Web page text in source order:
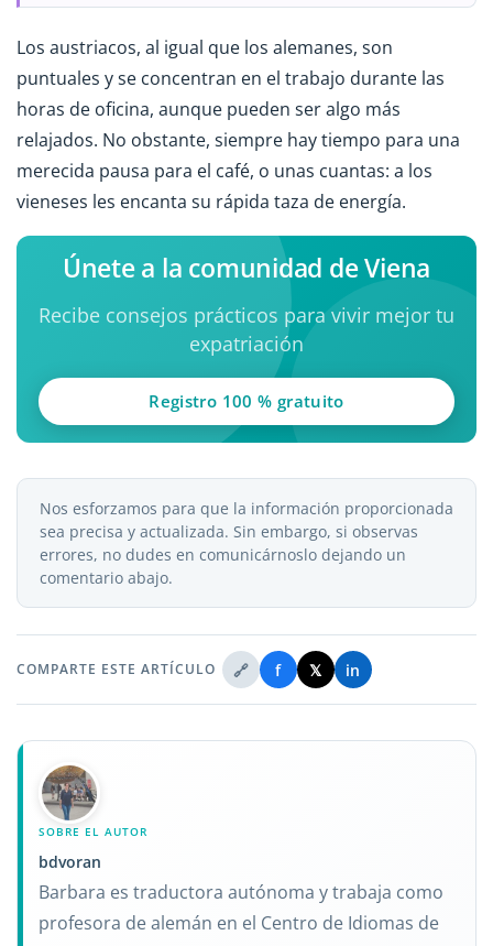
Los austriacos, al igual que los alemanes, son
puntuales y se concentran en el trabajo durante las
horas de oficina, aunque pueden ser algo más
relajados. No obstante, siempre hay tiempo para una
merecida pausa para el café, o unas cuantas: a los
vieneses les encanta su rápida taza de energía.
Únete a la comunidad de Viena
Recibe consejos prácticos para vivir mejor tu
expatriación
Registro 100 % gratuito
Nos esforzamos para que la información proporcionada
sea precisa y actualizada. Sin embargo, si observas
errores, no dudes en comunicárnoslo dejando un
comentario abajo.
COMPARTE ESTE ARTÍCULO 🔗 f 𝕏 in
SOBRE EL AUTOR
bdvoran
Barbara es traductora autónoma y trabaja como
profesora de alemán en el Centro de Idiomas de